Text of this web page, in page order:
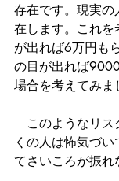
存在です。現実
在します。これを
が出れば6万円も
の目が出れば
場合を考えてみま
このようなリス
くの人は怖気づい
てさいころが振れ